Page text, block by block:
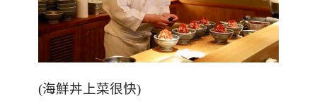
(海鮮丼上菜很快)